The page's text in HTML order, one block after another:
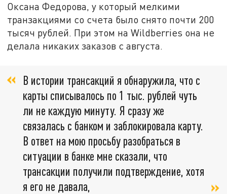
Оксана Федорова, у который мелкими
транзакциями со счета было снято почти 200
тысяч рублей. При этом на Wildberries она не
делала никаких заказов с августа.
В истории трансакций я обнаружила, что с
карты списывалось по 1 тыс. рублей чуть
ли не каждую минуту. Я сразу же
связалась с банком и заблокировала карту.
В ответ на мою просьбу разобраться в
ситуации в банке мне сказали, что
трансакции получили подтверждение, хотя
я его не давала,